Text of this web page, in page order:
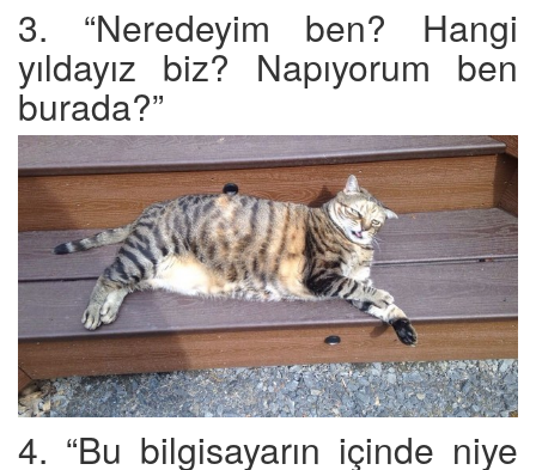
3. “Neredeyim ben? Hangi
yıldayız biz? Napıyorum ben
burada?”
4. “Bu bilgisayarın içinde niye